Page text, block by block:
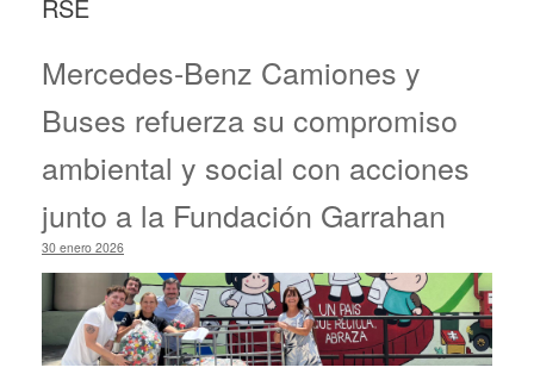
RSE
Mercedes-Benz Camiones y
Buses refuerza su compromiso
ambiental y social con acciones
junto a la Fundación Garrahan
30 enero 2026